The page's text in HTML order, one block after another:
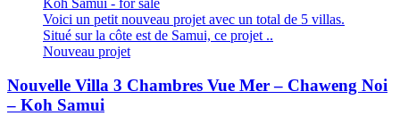
Voici un petit nouveau projet avec un total de 5 villas.
Situé sur la côte est de Samui, ce projet ..
Nouveau projet
Nouvelle Villa 3 Chambres Vue Mer – Chaweng Noi
– Koh Samui